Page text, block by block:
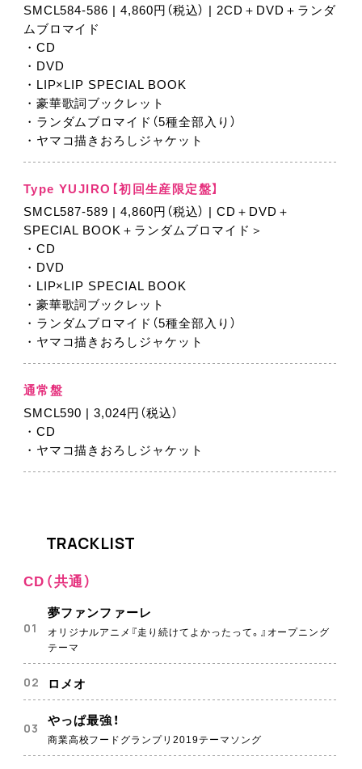
SMCL584-586 | 4,860円（税込） | 2CD＋DVD＋ランダ
ムブロマイド
・CD
・DVD
・LIP×LIP SPECIAL BOOK
・豪華歌詞ブックレット
・ランダムブロマイド（5種全部入り）
・ヤマコ描きおろしジャケット
Type YUJIRO【初回生産限定盤】
SMCL587-589 | 4,860円（税込） | CD＋DVD＋
SPECIAL BOOK＋ランダムブロマイド＞
・CD
・DVD
・LIP×LIP SPECIAL BOOK
・豪華歌詞ブックレット
・ランダムブロマイド（5種全部入り）
・ヤマコ描きおろしジャケット
通常盤
SMCL590 | 3,024円（税込）
・CD
・ヤマコ描きおろしジャケット
TRACKLIST
CD（共通）
夢ファンファーレ
オリジナルアニメ『走り続けてよかったって。』オープニング
テーマ
ロメオ
やっぱ最強！
商業高校フードグランプリ2019テーマソング